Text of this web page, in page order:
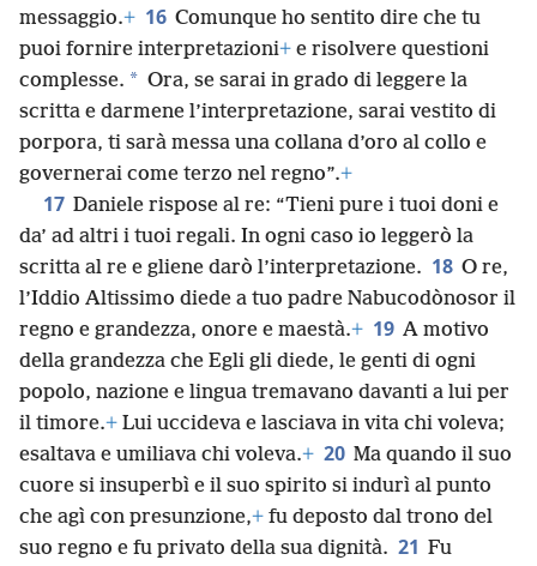
messaggio.+ 16 Comunque ho sentito dire che tu
puoi fornire interpretazioni+ e risolvere questioni
complesse. * Ora, se sarai in grado di leggere la
scritta e darmene l’interpretazione, sarai vestito di
porpora, ti sarà messa una collana d’oro al collo e
governerai come terzo nel regno”.+
17 Daniele rispose al re: “Tieni pure i tuoi doni e
da’ ad altri i tuoi regali. In ogni caso io leggerò la
scritta al re e gliene darò l’interpretazione. 18 O re,
l’Iddio Altissimo diede a tuo padre Nabucodònosor il
regno e grandezza, onore e maestà.+ 19 A motivo
della grandezza che Egli gli diede, le genti di ogni
popolo, nazione e lingua tremavano davanti a lui per
il timore.+ Lui uccideva e lasciava in vita chi voleva;
esaltava e umiliava chi voleva.+ 20 Ma quando il suo
cuore si insuperbì e il suo spirito si indurì al punto
che agì con presunzione,+ fu deposto dal trono del
suo regno e fu privato della sua dignità. 21 Fu